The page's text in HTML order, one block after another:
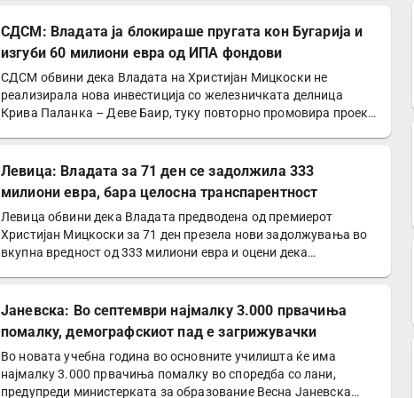
СДСМ: Владата ја блокираше пругата кон Бугарија и
изгуби 60 милиони евра од ИПА фондови
СДСМ обвини дека Владата на Христијан Мицкоски не
реализирала нова инвестиција со железничката делница
Крива Паланка – Деве Баир, туку повторно промовира проект
Левица: Владата за 71 ден се задолжила 333
милиони евра, бара целосна транспарентност
Левица обвини дека Владата предводена од премиерот
Христијан Мицкоски за 71 ден презела нови задолжувања во
вкупна вредност од 333 милиони евра и оцени дека
Јаневска: Во септември најмалку 3.000 првачиња
помалку, демографскиот пад е загрижувачки
Во новата учебна година во основните училишта ќе има
најмалку 3.000 првачиња помалку во споредба со лани,
предупреди министерката за образование Весна Јаневска…